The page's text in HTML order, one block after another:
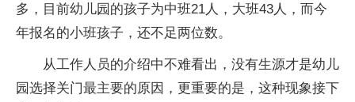
多，目前幼儿园的孩子为中班21人，大班43人，而今
年报名的小班孩子，还不足两位数。
从工作人员的介绍中不难看出，没有生源才是幼儿
园选择关门最主要的原因，更重要的是，这种现象接下